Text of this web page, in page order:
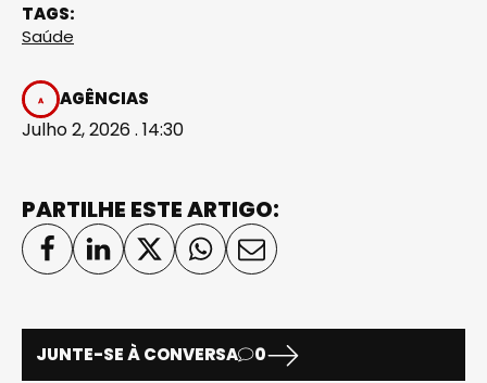
TAGS:
Saúde
AGÊNCIAS
Julho 2, 2026 . 14:30
PARTILHE ESTE ARTIGO:
JUNTE-SE À CONVERSA 0